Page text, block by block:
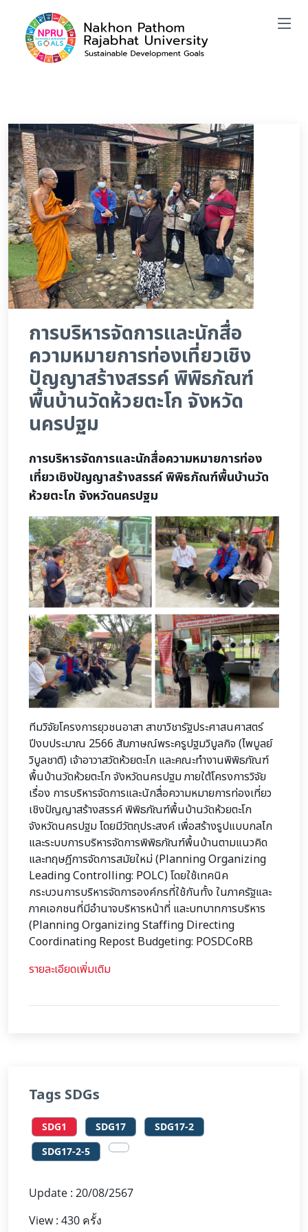
การบริหารจัดการและนักสื่อ
ความหมายการท่องเที่ยวเชิง
ปัญญาสร้างสรรค์ พิพิธภัณฑ์
พื้นบ้านวัดห้วยตะโก จังหวัด
นครปฐม
การบริหารจัดการและนักสื่อความหมายการท่อง
เที่ยวเชิงปัญญาสร้างสรรค์ พิพิธภัณฑ์พื้นบ้านวัด
ห้วยตะโก จังหวัดนครปฐม
ทีมวิจัยโครงการยุวชนอาสา สาขาวิชารัฐประศาสนศาสตร์
ปีงบประมาณ 2566 สัมภาษณ์พระครูปฐมวิบูลกิจ (ไพบูลย์
วิบูลชาติ) เจ้าอาวาสวัดห้วยตะโก และคณะทำงานพิพิธภัณฑ์
พื้นบ้านวัดห้วยตะโก จังหวัดนครปฐม ภายใต้โครงการวิจัย
เรื่อง การบริหารจัดการและนักสื่อความหมายการท่องเที่ยว
เชิงปัญญาสร้างสรรค์ พิพิธภัณฑ์พื้นบ้านวัดห้วยตะโก
จังหวัดนครปฐม โดยมีวัตถุประสงค์ เพื่อสร้างรูปแบบกลไก
และระบบการบริหารจัดการพิพิธภัณฑ์พื้นบ้านตามแนวคิด
และทฤษฎีการจัดการสมัยใหม่ (Planning Organizing
Leading Controlling: POLC) โดยใช้เทคนิค
กระบวนการบริหารจัดการองค์กรที่ใช้กันทั้ง ในภาครัฐและ
ภาคเอกชนที่มีอํานาจบริหารหน้าที่ และบทบาทการบริหาร
(Planning Organizing Staffing Directing
Coordinating Repost Budgeting: POSDCoRB
รายละเอียดเพิ่มเติม
Tags SDGs
SDG1 SDG17
SDG17-2
SDG17-2-5
Update : 20/08/2567
View : 430 ครั้ง